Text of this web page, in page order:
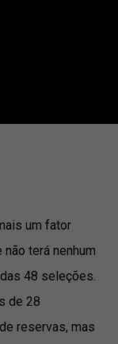
um fator
terá nenhum
48 seleções.
de 28
reservas, mas